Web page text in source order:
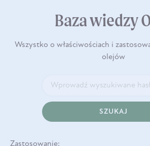
Baza wiedzy
Wszystko o właściwościach i
olejów
SZUKAJ
Zastosowanie: